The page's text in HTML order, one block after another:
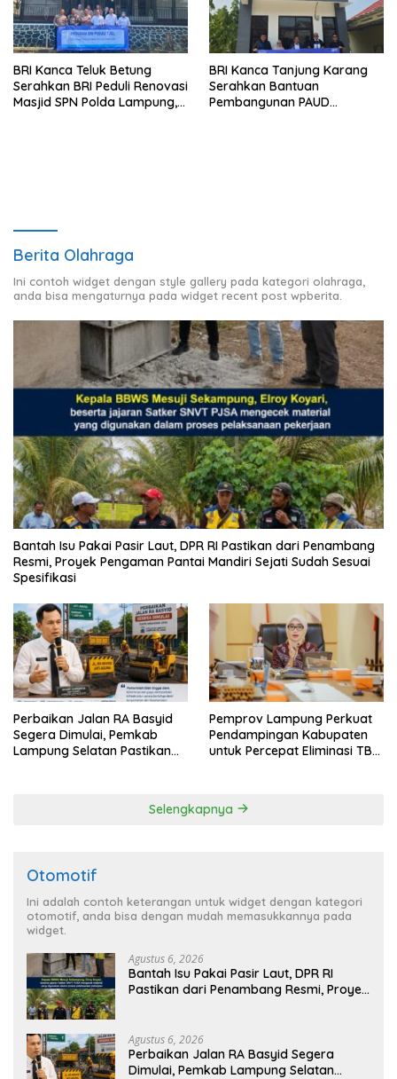
BRI Kanca Teluk Betung
Serahkan BRI Peduli Renovasi
Masjid SPN Polda Lampung,
BRI Kanca Tanjung Karang
Serahkan Bantuan
Pembangunan PAUD
Berita Olahraga
Ini contoh widget dengan style gallery pada kategori olahraga,
anda bisa mengaturnya pada widget recent post wpberita.
Bantah Isu Pakai Pasir Laut, DPR RI Pastikan dari Penambang
Resmi, Proyek Pengaman Pantai Mandiri Sejati Sudah Sesuai
Spesifikasi
Perbaikan Jalan RA Basyid
Segera Dimulai, Pemkab
Lampung Selatan Pastikan
Pemprov Lampung Perkuat
Pendampingan Kabupaten
untuk Percepat Eliminasi TBC
Selengkapnya
Otomotif
Ini adalah contoh keterangan untuk widget dengan kategori
otomotif, anda bisa dengan mudah memasukkannya pada
widget.
Agustus 6, 2026
Bantah Isu Pakai Pasir Laut, DPR RI
Pastikan dari Penambang Resmi, Proyek
Agustus 6, 2026
Perbaikan Jalan RA Basyid Segera
Dimulai, Pemkab Lampung Selatan